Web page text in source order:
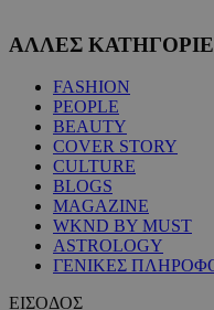
ΑΛΛΕΣ
FASHION
PEOPLE
BEAUTY
COVER STORY
CULTURE
BLOGS
MAGAZINE
WKND BY MUST
ASTROLOGY
ΓΕΝΙΚΕΣ
ΕΙΣΟΔΟΣ